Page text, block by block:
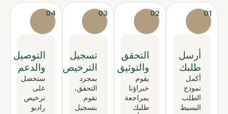
01
أرسل
طلبك
أكمل
نموذج
الطلب
البسيط
02
التحقق
والتوثيق
يقوم
خبراؤنا
بمراجعة
طلبك
03
تسجيل
الترخيص
بمجرد
التحقق،
نقوم
بتسجيل
04
التوصيل
والدعم
ستحصل
على
ترخيص
راديو